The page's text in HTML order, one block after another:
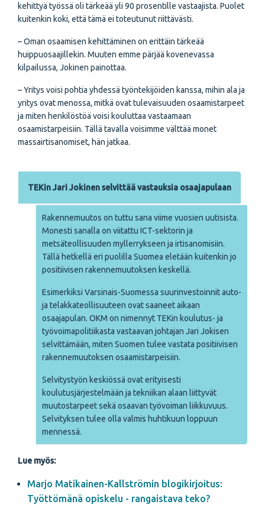
kehittyä työssä oli tärkeää yli 90 prosentille vastaajista. Puolet
kuitenkin koki, että tämä ei toteutunut riittävästi.
– Oman osaamisen kehittäminen on erittäin tärkeää
huippuosaajillekin. Muuten emme pärjää kovenevassa
kilpailussa, Jokinen painottaa.
– Yritys voisi pohtia yhdessä työntekijöiden kanssa, mihin ala ja
yritys ovat menossa, mitkä ovat tulevaisuuden osaamistarpeet
ja miten henkilöstöä voisi kouluttaa vastaamaan
osaamistarpeisiin. Tällä tavalla voisimme välttää monet
massairtisanomiset, hän jatkaa.
TEKin Jari Jokinen selvittää vastauksia osaajapulaan
Rakennemuutos on tuttu sana viime vuosien uutisista.
Monesti sanalla on viitattu ICT-sektorin ja
metsäteollisuuden myllerrykseen ja irtisanomisiin.
Tällä hetkellä eri puolilla Suomea eletään kuitenkin jo
positiivisen rakennemuutoksen keskellä.
Esimerkiksi Varsinais-Suomessa suurinvestoinnit auto-
ja telakkateollisuuteen ovat saaneet aikaan
osaajapulan. OKM on nimennyt TEKin koulutus- ja
työvoimapolitiikasta vastaavan johtajan Jari Jokisen
selvittämään, miten Suomen tulee vastata positiivisen
rakennemuutoksen osaamistarpeisiin.
Selvitystyön keskiössä ovat erityisesti
koulutusjärjestelmään ja tekniikan alaan liittyvät
muutostarpeet sekä osaavan työvoiman liikkuvuus.
Selvityksen tulee olla valmis huhtikuun loppuun
mennessä.
Lue myös:
Marjo Matikainen-Kallströmin blogikirjoitus:
Työttömänä opiskelu - rangaistava teko?